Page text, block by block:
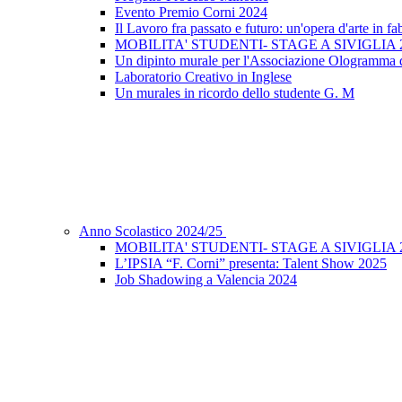
Evento Premio Corni 2024
Il Lavoro fra passato e futuro: un'opera d'arte in
MOBILITA' STUDENTI- STAGE A SIVIGLIA
Un dipinto murale per l'Associazione Ologramma
Laboratorio Creativo in Inglese
Un murales in ricordo dello studente G. M
Anno Scolastico 2024/25
MOBILITA' STUDENTI- STAGE A SIVIGLIA
L’IPSIA “F. Corni” presenta: Talent Show 2025
Job Shadowing a Valencia 2024